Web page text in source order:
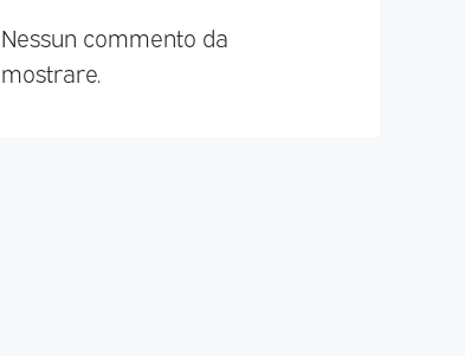
Nessun commento da
mostrare.